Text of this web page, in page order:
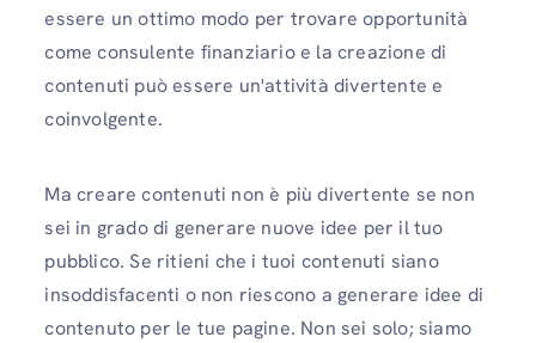
essere un ottimo modo per trovare opportunità
come consulente finanziario e la creazione di
contenuti può essere un'attività divertente e
coinvolgente.
Ma creare contenuti non è più divertente se non
sei in grado di generare nuove idee per il tuo
pubblico. Se ritieni che i tuoi contenuti siano
insoddisfacenti o non riescono a generare idee di
contenuto per le tue pagine. Non sei solo; siamo